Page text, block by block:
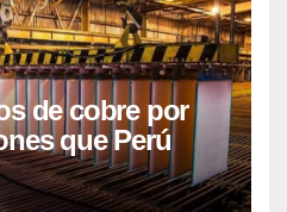
de cobre por
que Perú